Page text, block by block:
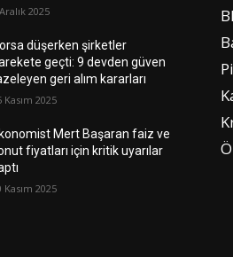
2025
düşerken şirketler
geçti: 9 devden güven
geri alım kararları
Kasım 2025
Mert Başaran faiz ve
fiyatları için kritik uyarılar
Kasım 2025